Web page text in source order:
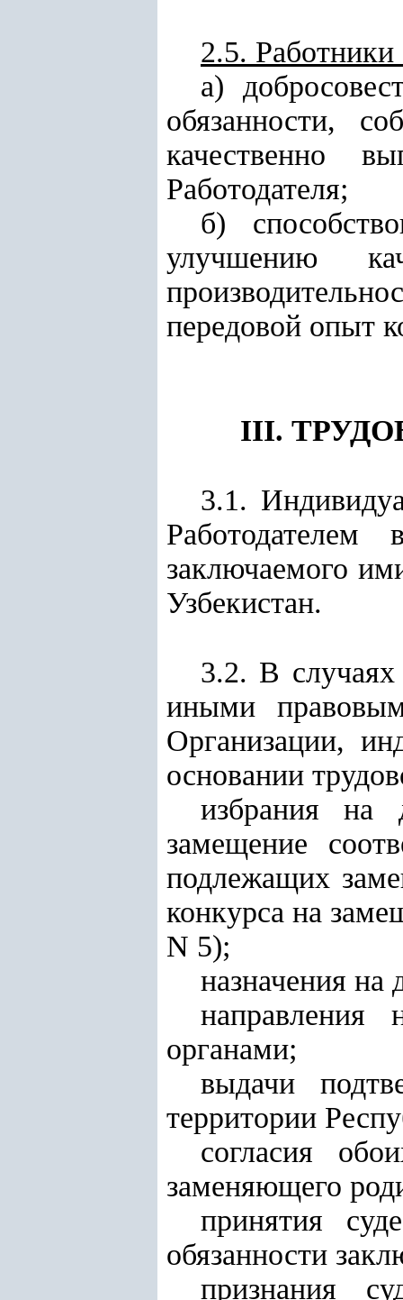
2.5. Работники
а)
обязанности,
качественно
Работодателя;
б)
улучшению
передовой опыт
III.
3.1.
Работодателем
заключаемого
Узбекистан.
3.2. В случаях
иными
Организации,
основании
избрания на
замещение
подлежащих
конкурса на
N 5);
назначения
направления
органами;
выдачи
территории
согласия
заменяющего
принятия
обязанности
признания